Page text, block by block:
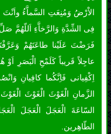
الزَّمانِ الْغَوْثَ الْغَوْثَ
السّاعَةَ الْعَجَلَ الْعَجَلَ
الطّاهِرين.
عنوان مطلب: